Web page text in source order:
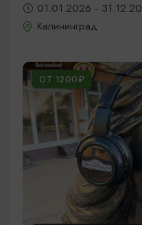
01.01.2026 -
Калининград
ОТ 1200₽